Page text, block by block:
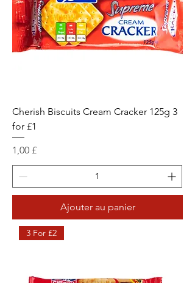
Cherish Biscuits Cream Cracker 125g 3
for £1
Prix
1,00 £
Ajouter au panier
3 For £2